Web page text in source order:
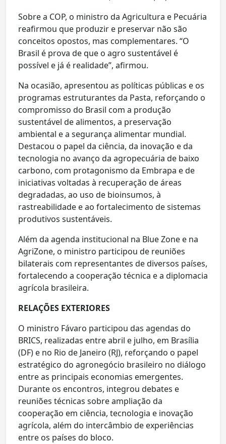
Sobre a COP, o ministro da Agricultura e Pecuária
reafirmou que produzir e preservar não são
conceitos opostos, mas complementares. “O
Brasil é prova de que o agro sustentável é
possível e já é realidade”, afirmou.
Na ocasião, apresentou as políticas públicas e os
programas estruturantes da Pasta, reforçando o
compromisso do Brasil com a produção
sustentável de alimentos, a preservação
ambiental e a segurança alimentar mundial.
Destacou o papel da ciência, da inovação e da
tecnologia no avanço da agropecuária de baixo
carbono, com protagonismo da Embrapa e de
iniciativas voltadas à recuperação de áreas
degradadas, ao uso de bioinsumos, à
rastreabilidade e ao fortalecimento de sistemas
produtivos sustentáveis.
Além da agenda institucional na Blue Zone e na
AgriZone, o ministro participou de reuniões
bilaterais com representantes de diversos países,
fortalecendo a cooperação técnica e a diplomacia
agrícola brasileira.
RELAÇÕES EXTERIORES
O ministro Fávaro participou das agendas do
BRICS, realizadas entre abril e julho, em Brasília
(DF) e no Rio de Janeiro (RJ), reforçando o papel
estratégico do agronegócio brasileiro no diálogo
entre as principais economias emergentes.
Durante os encontros, integrou debates e
reuniões técnicas sobre ampliação da
cooperação em ciência, tecnologia e inovação
agrícola, além do intercâmbio de experiências
entre os países do bloco.